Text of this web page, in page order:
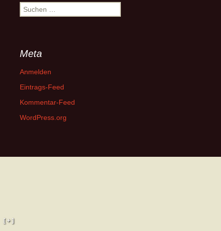
Suchen
nach:
Meta
Anmelden
Eintrags-Feed
Kommentar-Feed
WordPress.org
[ + ]